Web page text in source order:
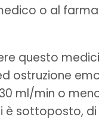
o al
questo
ostruzione
ml/min o
è sottoposto,